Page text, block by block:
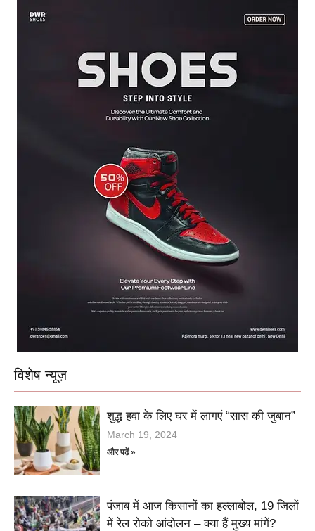
विशेष न्यूज़
शुद्ध हवा के लिए घर में लागएं “सास की जुबान”
March 19, 2024
और पढ़ें »
पंजाब में आज किसानों का हल्लाबोल, 19 जिलों
में रेल रोको आंदोलन – क्या हैं मुख्य मांगें?